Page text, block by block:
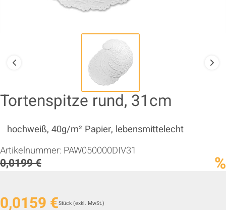
Tortenspitze rund, 31cm
hochweiß, 40g/m² Papier, lebensmittelecht
Artikelnummer: PAW050000DIV31
0,0199 € %
0,0159 €Stück (exkl. MwSt.)